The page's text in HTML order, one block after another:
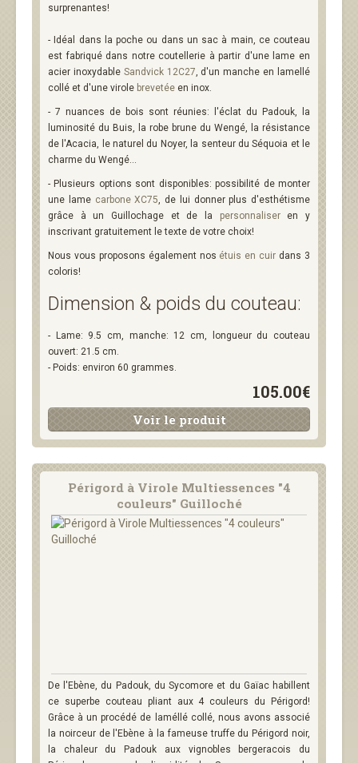
surprenantes!
- Idéal dans la poche ou dans un sac à main, ce couteau
est fabriqué dans notre coutellerie à partir d'une lame en
acier inoxydable Sandvick 12C27, d'un manche en lamellé
collé et d'une virole brevetée en inox.
- 7 nuances de bois sont réunies: l'éclat du Padouk, la
luminosité du Buis, la robe brune du Wengé, la résistance
de l'Acacia, le naturel du Noyer, la senteur du Séquoia et le
charme du Wengé...
- Plusieurs options sont disponibles: possibilité de monter
une lame carbone XC75, de lui donner plus d'esthétisme
grâce à un Guillochage et de la personnaliseren y
inscrivant gratuitement le texte de votre choix!
Nous vous proposons également nos étuis en cuir dans 3
coloris!
Dimension & poids du couteau:
- Lame: 9.5 cm, manche: 12 cm, longueur du couteau
ouvert: 21.5 cm.
- Poids: environ 60 grammes.
105.00€
Voir le produit
Périgord à Virole Multiessences "4
couleurs" Guilloché
De l'Ebène, du Padouk, du Sycomore et du Gaïac habillent
ce superbe couteau pliant aux 4 couleurs du Périgord!
Grâce à un procédé de laméllé collé, nous avons associé
la noirceur de l'Ebène à la fameuse truffe du Périgord noir,
la chaleur du Padouk aux vignobles bergeracois du